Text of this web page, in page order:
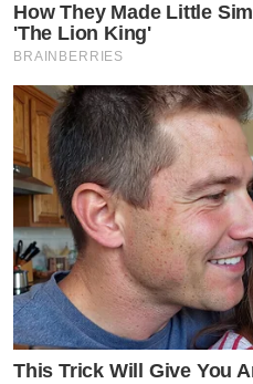
How They Made Little
'The Lion King'
BRAINBERRIES
This Trick Will Give You